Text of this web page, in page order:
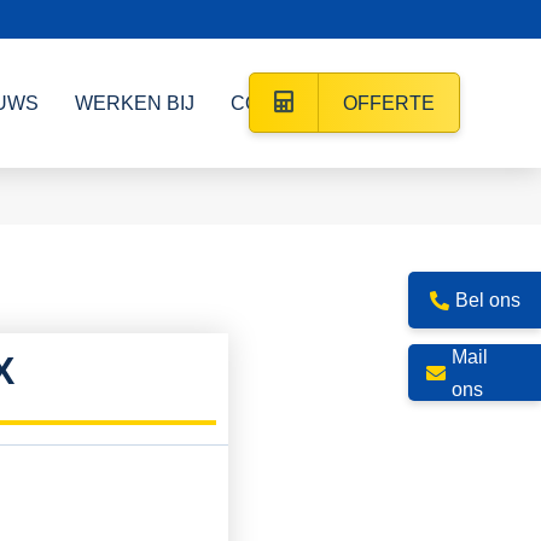
WERKEN BIJ CONTACT OFFERTE
Bel ons
Mail
ons